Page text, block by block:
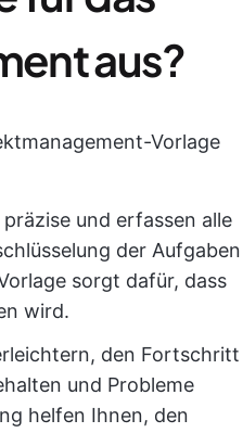
aus?
Vorlage
und erfassen alle
der Aufgaben
sorgt dafür, dass
wird.
den Fortschritt
und Probleme
helfen Ihnen, den